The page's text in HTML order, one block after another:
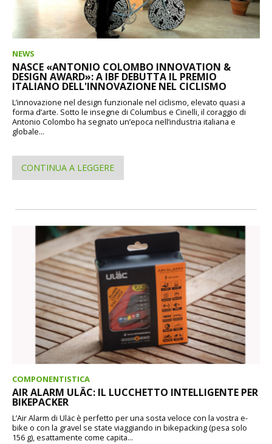
NEWS
NASCE «ANTONIO COLOMBO INNOVATION &
DESIGN AWARD»: A IBF DEBUTTA IL PREMIO
ITALIANO DELL'INNOVAZIONE NEL CICLISMO
L’innovazione nel design funzionale nel ciclismo, elevato quasi a
forma d’arte. Sotto le insegne di Columbus e Cinelli, il coraggio di
Antonio Colombo ha segnato un’epoca nell’industria italiana e
globale...
CONTINUA A LEGGERE
COMPONENTISTICA
AIR ALARM ULÄC: IL LUCCHETTO INTELLIGENTE PER
BIKEPACKER
L’Air Alarm di Uläc è perfetto per una sosta veloce con la vostra e-
bike o con la gravel se state viaggiando in bikepacking (pesa solo
156 g), esattamente come capita...